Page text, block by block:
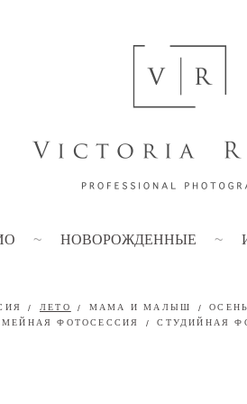
НОВОРОЖДЕННЫЕ
ЛЕТО МАМА И МАЛЫШ ОСЕНЬ
ФОТОСЕССИЯ
СТУДИЙНАЯ